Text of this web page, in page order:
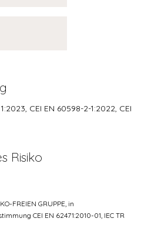
CEI EN 60598-2-1:2022, CEI
Risiko
FREIEN GRUPPE, in
CEI EN 62471:2010-01, IEC TR